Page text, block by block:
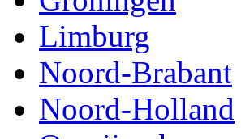
Limburg
Noord-Brabant
Noord-Holland